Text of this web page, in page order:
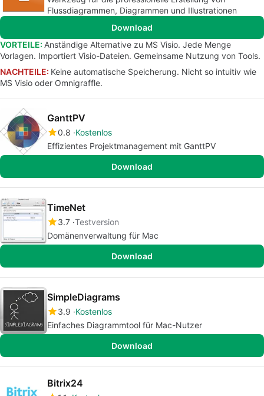
Flussdiagrammen, Diagrammen und Illustrationen
Download
VORTEILE: Anständige Alternative zu MS Visio. Jede Menge
Vorlagen. Importiert Visio-Dateien. Gemeinsame Nutzung von Tools.
NACHTEILE: Keine automatische Speicherung. Nicht so intuitiv wie
MS Visio oder Omnigraffle.
GanttPV
0.8 Kostenlos
Effizientes Projektmanagement mit GanttPV
Download
TimeNet
3.7 Testversion
Domänenverwaltung für Mac
Download
SimpleDiagrams
3.9 Kostenlos
Einfaches Diagrammtool für Mac-Nutzer
Download
Bitrix24